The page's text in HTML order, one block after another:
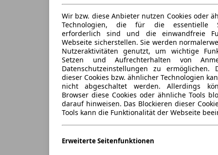
Wir bzw. diese Anbieter nutzen Cookies oder
Technologien, die für die essentielle
erforderlich sind und die einwandfreie
Webseite sicherstellen. Sie werden
Nutzeraktivitäten genutzt, um wichtige
Setzen und Aufrechterhalten von
Datenschutzeinstellungen zu ermöglichen.
dieser Cookies bzw. ähnlicher Technologien
nicht abgeschaltet werden. Allerdings
Browser diese Cookies oder ähnliche Tools
darauf hinweisen. Das Blockieren dieser
Tools kann die Funktionalität der Webseite
Erweiterte Seitenfunktionen